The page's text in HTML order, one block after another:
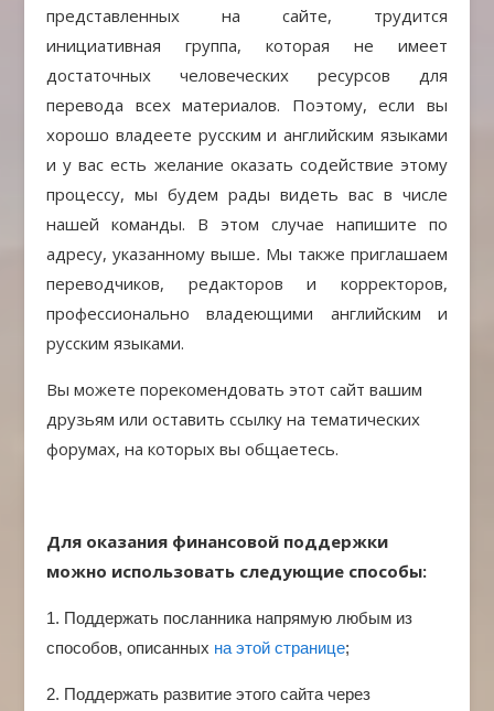
представленных на сайте, трудится
инициативная группа, которая не имеет
достаточных человеческих ресурсов для
перевода всех материалов. Поэтому, если вы
хорошо владеете русским и английским языками
и у вас есть желание оказать содействие этому
процессу, мы будем рады видеть вас в числе
нашей команды. В этом случае напишите по
адресу, указанному выше. Мы также приглашаем
переводчиков, редакторов и корректоров,
профессионально владеющими английским и
русским языками.
Вы можете порекомендовать этот сайт вашим
друзьям или оставить ссылку на тематических
форумах, на которых вы общаетесь.
Для оказания финансовой поддержки
можно использовать следующие способы:
1. Поддержать посланника напрямую любым из
способов, описанных на этой странице;
2. Поддержать развитие этого сайта через